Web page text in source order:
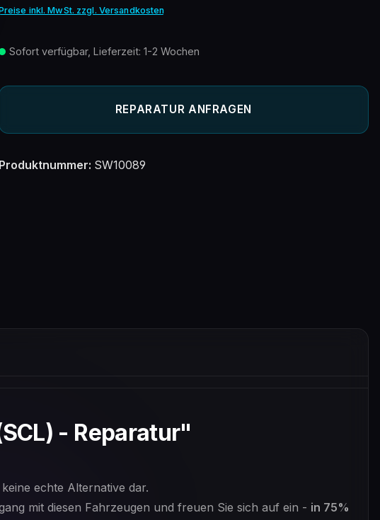
inkl. MwSt. zzgl. Versandkosten
Sofort verfügbar, Lieferzeit: 1-2 Wochen
REPARATUR ANFRAGEN
Produktnummer: SW10089
- Reparatur"
echte Alternative dar.
mit diesen Fahrzeugen und freuen Sie sich auf ein - in 75%